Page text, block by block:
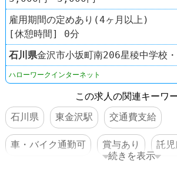
雇用期間の定めあり(4ヶ月以上)
[休憩時間] 0分
石川県金沢市小坂町南206星稜中学校
ハローワークインターネット
この求人の関連キーワ
石川県
東金沢駅 交通費支給
車・バイク通勤可 賞与あり 託児
続きを表示